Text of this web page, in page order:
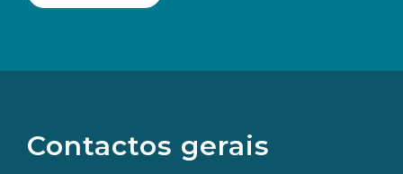
Contactos gerais
redes
sociais